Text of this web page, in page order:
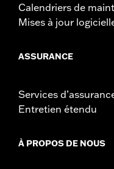
Calendriers de
Mises à jour
ASSURANCE
Services
Entretien étendu
À PROPOS DE NOUS